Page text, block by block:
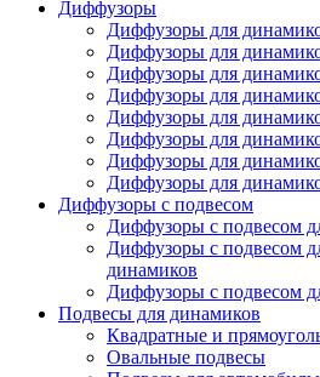
Диффузоры
Диффузоры для
Диффузоры для
Диффузоры для
Диффузоры для
Диффузоры для
Диффузоры для
Диффузоры для
Диффузоры для
Диффузоры с подвесом
Диффузоры с подвесом
Диффузоры с подвесом
динамиков
Диффузоры с подвесом
Подвесы для динамиков
Квадратные и
Овальные подвесы